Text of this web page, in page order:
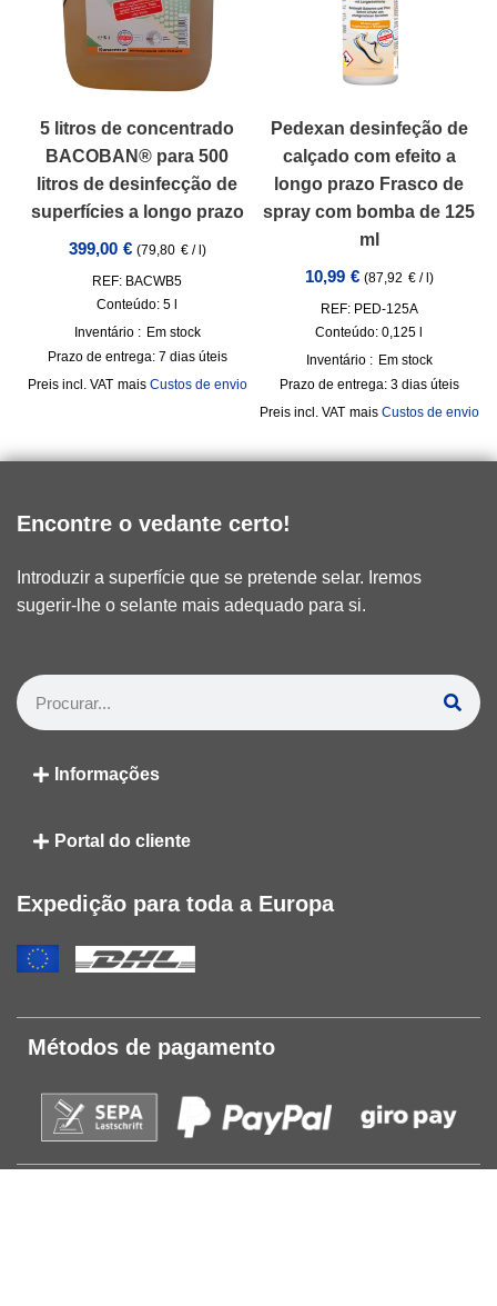
5 litros de concentrado
BACOBAN® para 500
litros de desinfecção de
superfícies a longo prazo
399,00 € (79,80 €/l)
REF: BACWB5
Conteúdo: 5
Inventário : Em stock
Prazo de entrega: 7 dias úteis
incl. VAT mais Custos de envio
Pedexan desinfeção de
calçado com efeito a
longo prazo Frasco de
spray com bomba de 125
ml
10,99 € (87,92 €/l)
REF: PED-125A
Conteúdo: 0,125
Inventário : Em stock
Prazo de entrega: 3 dias úteis
incl. VAT mais Custos de envio
Encontre o vedante certo!
Introduzir a superfície que se pretende selar. Iremos
sugerir-lhe o selante mais adequado para si.
Informações
Portal do cliente
Expedição para toda a Europa
Métodos de pagamento